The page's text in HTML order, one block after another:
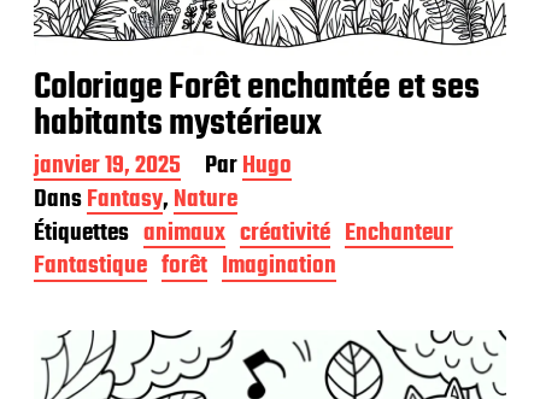
Coloriage Forêt enchantée et ses
habitants mystérieux
D
a
t
e
d
e
b
janvier 19, 2025 ParHugo
DansFantasy,Nature
Étiquettes animaux créativité Enchanteur
Fantastique forêt Imagination